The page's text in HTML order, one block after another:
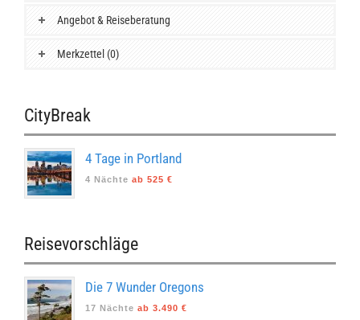
Angebot & Reiseberatung
Merkzettel (0)
CityBreak
4 Tage in Portland
4 Nächte ab 525 €
Reisevorschläge
Die 7 Wunder Oregons
17 Nächte ab 3.490 €